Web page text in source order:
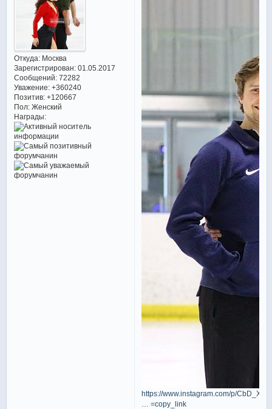
Откуда:Москва
Зарегистрирован: 01.05.2017
Сообщений:72282
Уважение: +360240
Позитив: +120667
Пол:Женский
Награды:
https://www.instagram.com/p/
… =copy_link